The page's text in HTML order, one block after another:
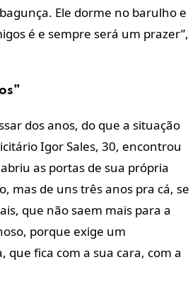
Ele dorme no barulho e
é e sempre será um prazer”,
dos anos, do que a situação
Igor Sales, 30, encontrou
as portas de sua própria
mas de uns três anos pra cá, se
que não saem mais para a
porque exige um
que fica com a sua cara, com a